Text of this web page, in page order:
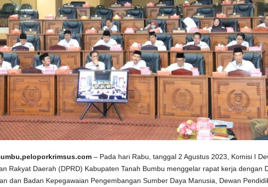
– Pada hari Rabu, tanggal 2 Agustus 2023, Komisi I
Rakyat Daerah (DPRD) Kabupaten Tanah Bumbu menggelar rapat kerja dengan
dan Badan Kepegawaian Pengembangan Sumber Daya Manusia, Dewan